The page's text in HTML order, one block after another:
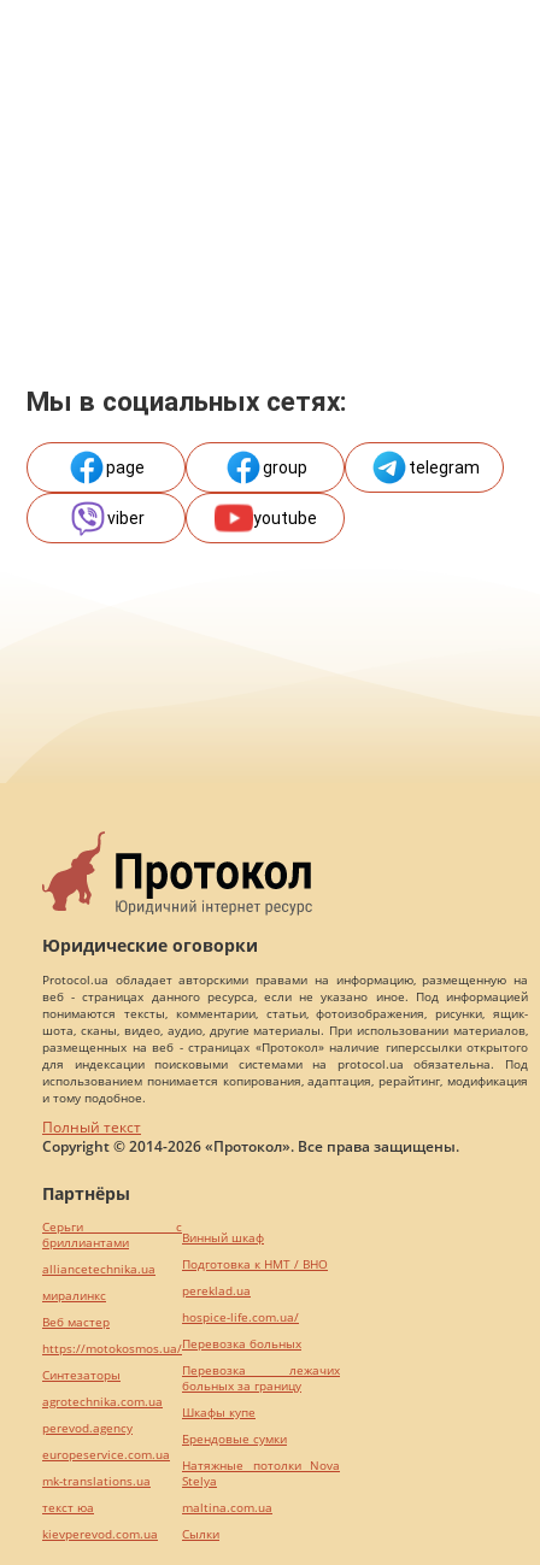
Мы в социальных сетях:
page group telegram
viber youtube
Юридические оговорки
Protocol.ua обладает авторскими правами на информацию, размещенную на
веб - страницах данного ресурса, если не указано иное. Под информацией
понимаются тексты, комментарии, статьи, фотоизображения, рисунки, ящик-
шота, сканы, видео, аудио, другие материалы. При использовании материалов,
размещенных на веб - страницах «Протокол» наличие гиперссылки открытого
для индексации поисковыми системами на protocol.ua обязательна. Под
использованием понимается копирования, адаптация, рерайтинг, модификация
и тому подобное.
Полный текст
Copyright © 2014-2026 «Протокол». Все права защищены.
Партнёры
Серьги с
бриллиантами
alliancetechnika.ua
миралинкс
Веб мастер
https://motokosmos.ua/
Синтезаторы
agrotechnika.com.ua
perevod.agency
europeservice.com.ua
mk-translations.ua
текст юа
kievperevod.com.ua
Винный шкаф
Подготовка к НМТ / ВНО
pereklad.ua
hospice-life.com.ua/
Перевозка больных
Перевозка лежачих
больных за границу
Шкафы купе
Брендовые сумки
Натяжные потолки Nova
Stelya
maltina.com.ua
Cылки